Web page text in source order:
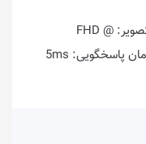
اندازه نمایشگر: 22.0 اینچ وضوح تصویر: FHD @